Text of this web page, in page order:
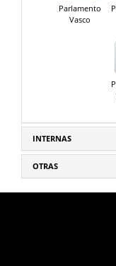
Parlamento
Vasco
INTERNAS
OTRAS